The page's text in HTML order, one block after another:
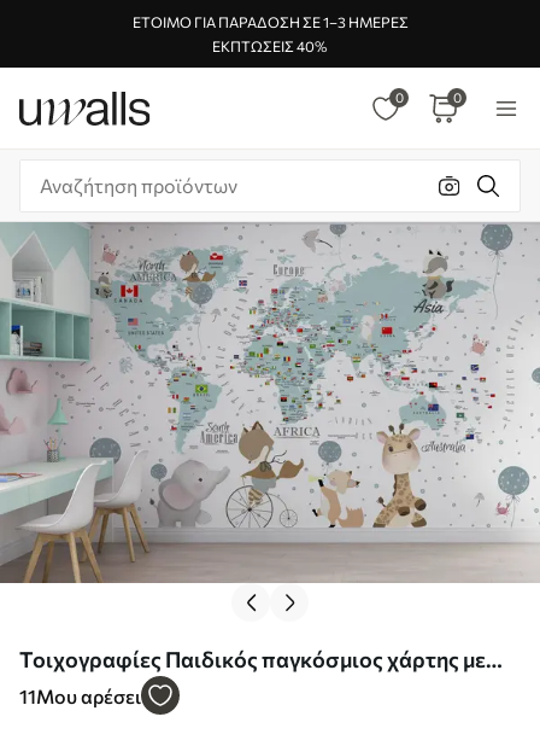
ΈΤΟΙΜΟ ΓΙΑ ΠΑΡΆΔΟΣΗ ΣΕ 1–3 ΗΜΈΡΕΣ
ΕΚΠΤΏΣΕΙΣ 40%
0 0
Τοιχογραφίες Παιδικός παγκόσμιος χάρτης με
ζώα Nr. u99228
11Μου αρέσει